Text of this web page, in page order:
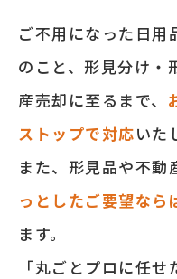
ご不⽤になった⽇
のこと、形⾒分け
産売却に⾄るまで、
ストップで対応いた
また、形⾒品や不動
っとしたご要望な
ます。
「丸ごとプロに任